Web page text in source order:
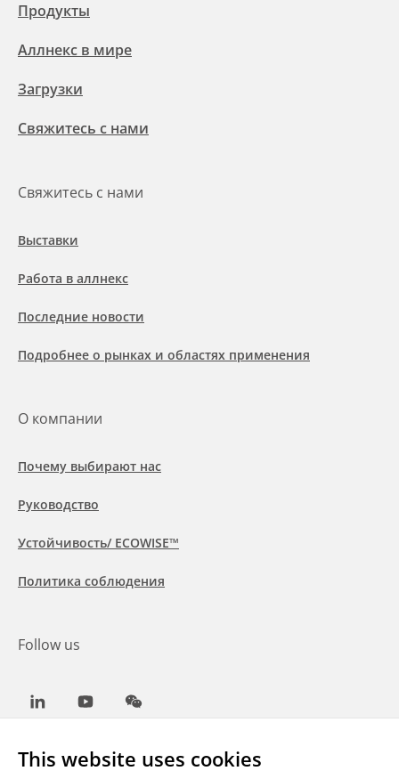
This website uses cookies
Продукты
Аллнекс в мире
Загрузки
Свяжитесь с нами
Свяжитесь с нами
Выставки
Работа в аллнекс
Последние новости
Подробнее о рынках и областях применения
О компании
Почему выбирают нас
Руководство
Устойчивость/ ECOWISE™
Политика соблюдения
Follow us
LinkedInYoutubeWeChat